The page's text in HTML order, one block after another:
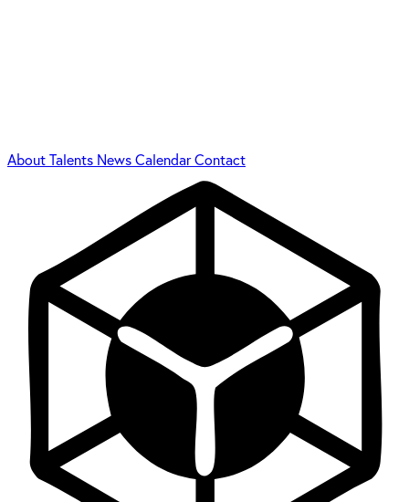
AboutTalents NewsCalendarContact